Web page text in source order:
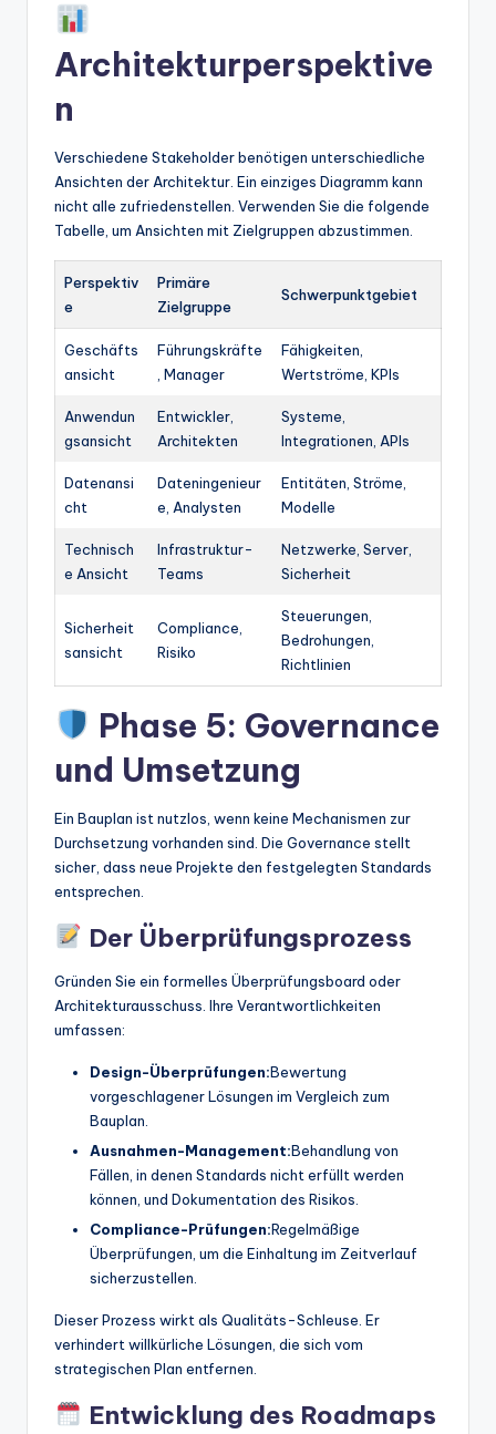
Architekturperspektive
n
Verschiedene Stakeholder benötigen unterschiedliche
Ansichten der Architektur. Ein einziges Diagramm kann
nicht alle zufriedenstellen. Verwenden Sie die folgende
Tabelle, um Ansichten mit Zielgruppen abzustimmen.
Perspektiv
e
Primäre
Zielgruppe
Schwerpunktgebiet
Geschäfts
ansicht
Führungskräfte
, Manager
Fähigkeiten,
Wertströme, KPIs
Anwendun
gsansicht
Entwickler,
Architekten
Systeme,
Integrationen, APIs
Datenansi
cht
Dateningenieur
e, Analysten
Entitäten, Ströme,
Modelle
Technisch
e Ansicht
Infrastruktur-
Teams
Netzwerke, Server,
Sicherheit
Sicherheit
sansicht
Compliance,
Risiko
Steuerungen,
Bedrohungen,
Richtlinien
Phase 5: Governance
und Umsetzung
Ein Bauplan ist nutzlos, wenn keine Mechanismen zur
Durchsetzung vorhanden sind. Die Governance stellt
sicher, dass neue Projekte den festgelegten Standards
entsprechen.
Der Überprüfungsprozess
Gründen Sie ein formelles Überprüfungsboard oder
Architekturausschuss. Ihre Verantwortlichkeiten
umfassen:
Design-Überprüfungen:Bewertung
vorgeschlagener Lösungen im Vergleich zum
Bauplan.
Ausnahmen-Management:Behandlung von
Fällen, in denen Standards nicht erfüllt werden
können, und Dokumentation des Risikos.
Compliance-Prüfungen:Regelmäßige
Überprüfungen, um die Einhaltung im Zeitverlauf
sicherzustellen.
Dieser Prozess wirkt als Qualitäts-Schleuse. Er
verhindert willkürliche Lösungen, die sich vom
strategischen Plan entfernen.
Entwicklung des Roadmaps